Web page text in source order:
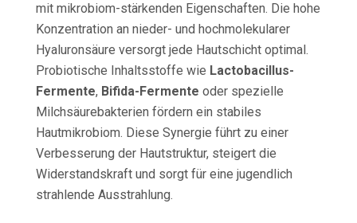
mit mikrobiom-stärkenden Eigenschaften. Die hohe
Konzentration an nieder- und hochmolekularer
Hyaluronsäure versorgt jede Hautschicht optimal.
Probiotische Inhaltsstoffe wie Lactobacillus-
Fermente, Bifida-Fermente oder spezielle
Milchsäurebakterien fördern ein stabiles
Hautmikrobiom. Diese Synergie führt zu einer
Verbesserung der Hautstruktur, steigert die
Widerstandskraft und sorgt für eine jugendlich
strahlende Ausstrahlung.